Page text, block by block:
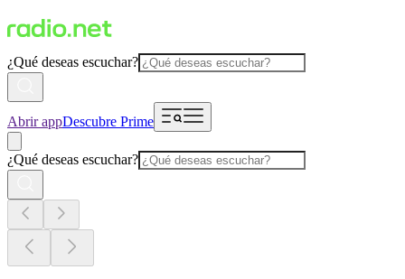
¿Qué deseas escuchar?
Abrir appDescubre Prime
¿Qué deseas escuchar?